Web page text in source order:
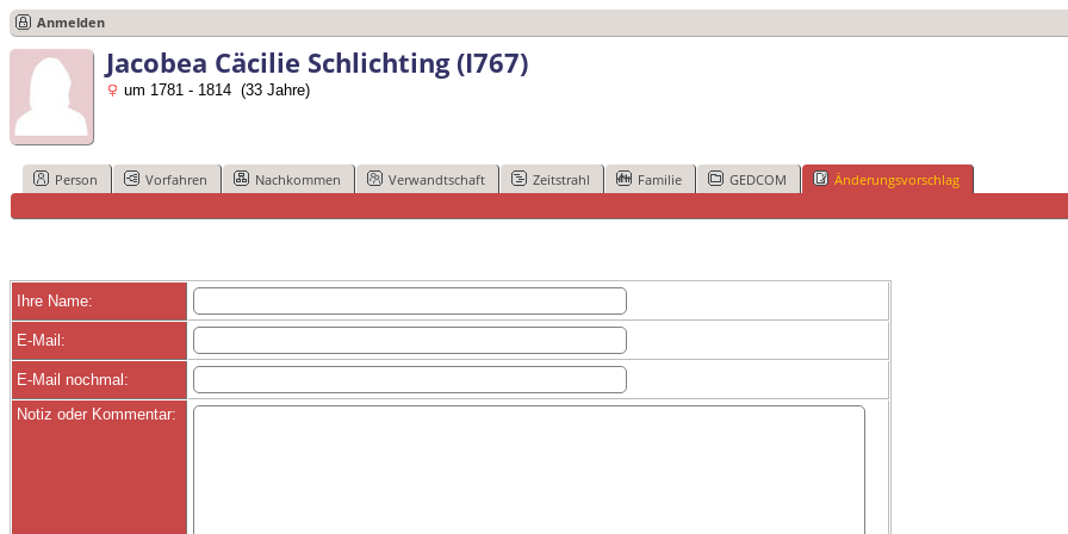
Anmelden
Jacobea Cäcilie Schlichting (I767)
um 1781 - 1814 (33 Jahre)
Person Vorfahren Nachkommen Verwandtschaft Zeitstrahl Familie GEDCOM Änderungsvorschlag
Ihre Name:
E-Mail:
E-Mail nochmal:
Notiz oder Kommentar: